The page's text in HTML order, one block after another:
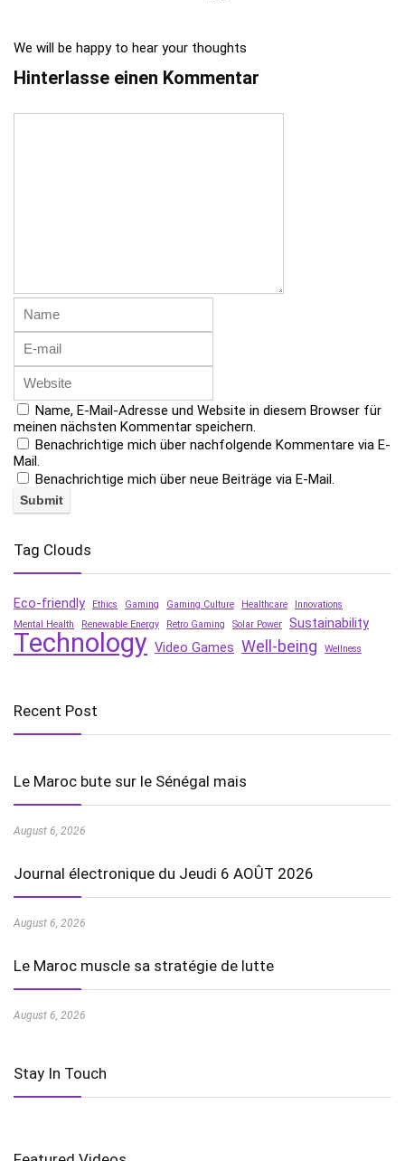
We will be happy to hear your thoughts
Hinterlasse einen Kommentar
Name, E-Mail-Adresse und Website in diesem Browser für
meinen nächsten Kommentar speichern.
Benachrichtige mich über nachfolgende Kommentare via E-
Mail.
Benachrichtige mich über neue Beiträge via E-Mail.
Tag Clouds
Eco-friendly Ethics Gaming Gaming Culture Healthcare
Innovations
Mental Health
Renewable Energy Retro Gaming Solar Power Sustainability
Technology Video Games Well-being Wellness
Recent Post
Le Maroc bute sur le Sénégal mais
August 6, 2026
Journal électronique du Jeudi 6 AOÛT 2026
August 6, 2026
Le Maroc muscle sa stratégie de lutte
August 6, 2026
Stay In Touch